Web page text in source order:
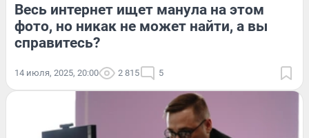
Весь интернет ищет манула на этом
фото, но никак не может найти, а вы
справитесь?
14 июля, 2025, 20:00 2 815 5